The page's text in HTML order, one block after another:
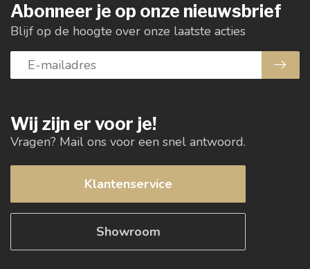
Wij zijn er voor je!
Vragen? Mail ons voor een snel antwoord.
Klantenservice
Showroom
Abonneer je op onze nieuwsbrief
Blijf op de hoogte over onze laatste acties